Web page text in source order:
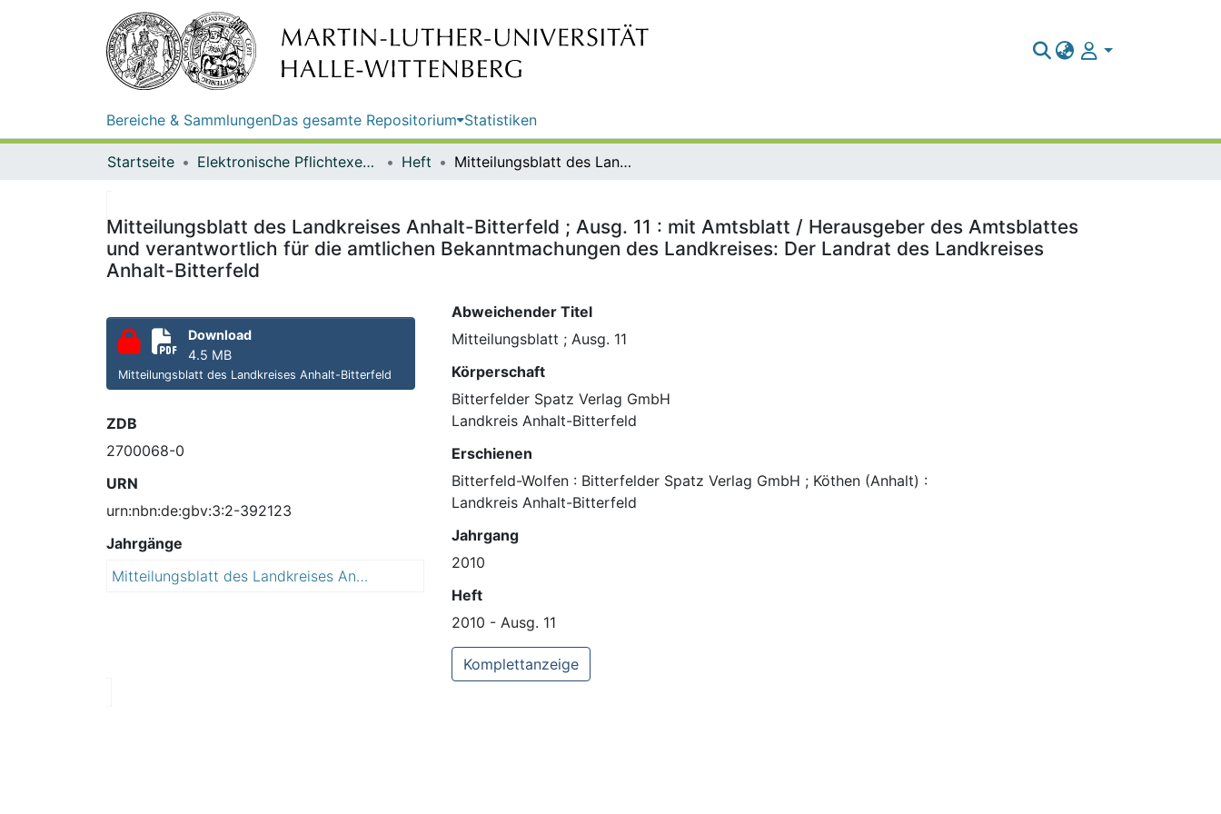
Bereiche & SammlungenDas gesamte Repositorium Statistiken
Startseite Elektronische Pflichtexemplare Heft Mitteilungsblatt des Landkreises Anhalt-Bitterfeld ; Ausg. 11 : mit Amtsblatt / Herausgeber des Amtsblattes und verantwortlich für die amtlichen Bekanntmachungen des Landkreises: Der Landrat des Landkreises Anhalt-Bitterfeld
Mitteilungsblatt des Landkreises Anhalt-Bitterfeld ; Ausg. 11 : mit Amtsblatt / Herausgeber des Amtsblattes
und verantwortlich für die amtlichen Bekanntmachungen des Landkreises: Der Landrat des Landkreises
Anhalt-Bitterfeld
Download
4.5 MB
Mitteilungsblatt des Landkreises Anhalt-Bitterfeld
ZDB
2700068-0
URN
urn:nbn:de:gbv:3:2-392123
Jahrgänge
Mitteilungsblatt des Landkreises Anhalt-Bitterfeld : mit Amtsblatt
Abweichender Titel
Mitteilungsblatt ; Ausg. 11
Körperschaft
Bitterfelder Spatz Verlag GmbH
Landkreis Anhalt-Bitterfeld
Erschienen
Bitterfeld-Wolfen : Bitterfelder Spatz Verlag GmbH ; Köthen (Anhalt) :
Landkreis Anhalt-Bitterfeld
Jahrgang
2010
Heft
2010 - Ausg. 11
Komplettanzeige